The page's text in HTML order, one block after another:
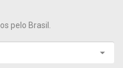
pelo Brasil.